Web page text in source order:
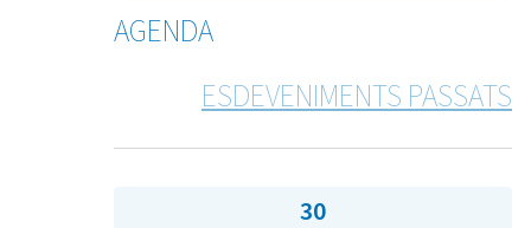
AGENDA
ESDEVENIMENTS PASSATS
30